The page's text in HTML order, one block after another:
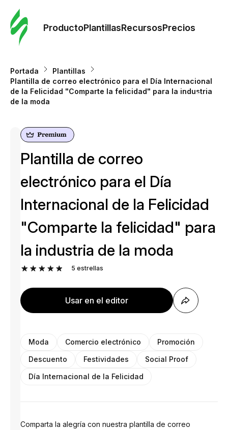
ProductoPlantillasRecursosPrecios
Portada
Plantillas
Plantilla de correo electrónico para el Día Internacional
de la Felicidad "Comparte la felicidad" para la industria
de la moda
Plantilla de correo
electrónico para el Día
Internacional de la Felicidad
"Comparte la felicidad" para
la industria de la moda
5 estrellas
Usar en el editor
Moda Comercio electrónico
Promoción
Descuento
Festividades
Social Proof
Día Internacional de la Felicidad
Comparta la alegría con nuestra plantilla de correo